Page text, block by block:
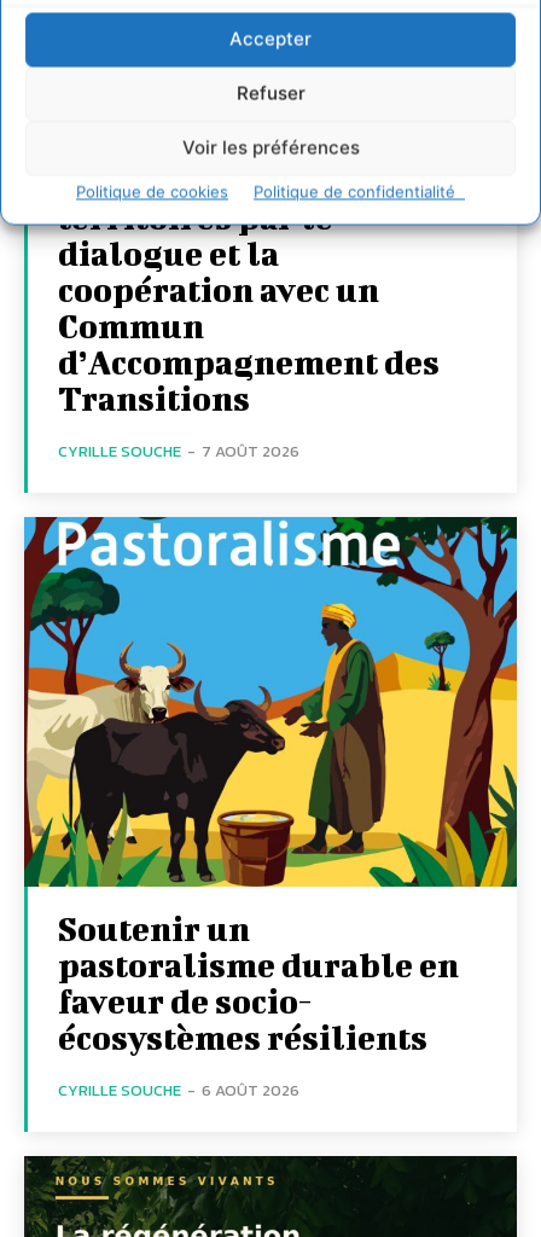
Accepter
Refuser
Voir les préférences
Politique de cookies Politique de confidentialité
Transformer les
territoires par le
dialogue et la
coopération avec un
Commun
d’Accompagnement des
Transitions
CYRILLE SOUCHE - 7 AOÛT 2026
Soutenir un
pastoralisme durable en
faveur de socio-
écosystèmes résilients
CYRILLE SOUCHE - 6 AOÛT 2026